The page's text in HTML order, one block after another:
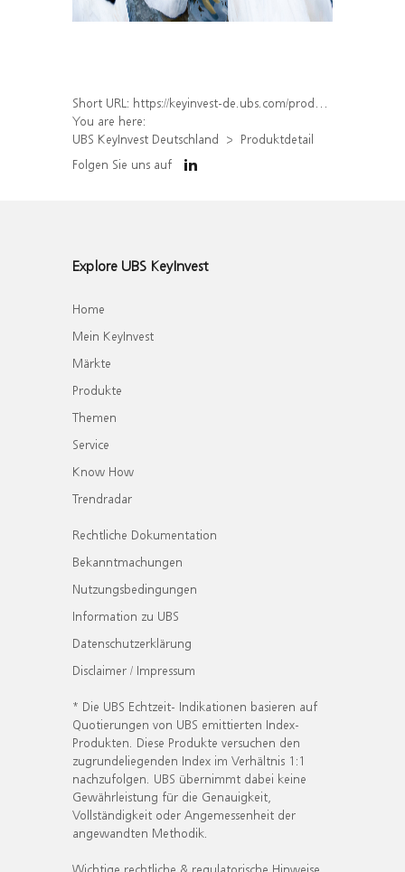
Short URL: https://keyinvest-de.ubs.com/produkt/detail/index/isin/DE000WA8XNL6
You are here:
UBS KeyInvest Deutschland
Produktdetail
Folgen Sie uns auf
Explore UBS KeyInvest
Home
Mein KeyInvest
Märkte
Produkte
Themen
Service
Know How
Trendradar
Rechtliche Dokumentation
Bekanntmachungen
Nutzungsbedingungen
Information zu UBS
Datenschutzerklärung
Disclaimer / Impressum
* Die UBS Echtzeit- Indikationen basieren auf
Quotierungen von UBS emittierten Index-
Produkten. Diese Produkte versuchen den
zugrundeliegenden Index im Verhältnis 1:1
nachzufolgen. UBS übernimmt dabei keine
Gewährleistung für die Genauigkeit,
Vollständigkeit oder Angemessenheit der
angewandten Methodik.